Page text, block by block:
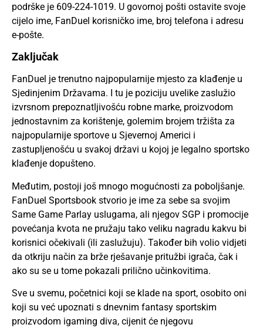
podrške je 609-224-1019. U govornoj pošti ostavite svoje
cijelo ime, FanDuel korisničko ime, broj telefona i adresu
e-pošte.
Zaključak
FanDuel je trenutno najpopularnije mjesto za klađenje u
Sjedinjenim Državama. I tu je poziciju uvelike zaslužio
izvrsnom prepoznatljivošću robne marke, proizvodom
jednostavnim za korištenje, golemim brojem tržišta za
najpopularnije sportove u Sjevernoj Americi i
zastupljenošću u svakoj državi u kojoj je legalno sportsko
klađenje dopušteno.
Međutim, postoji još mnogo mogućnosti za poboljšanje.
FanDuel Sportsbook stvorio je ime za sebe sa svojim
Same Game Parlay uslugama, ali njegov SGP i promocije
povećanja kvota ne pružaju tako veliku nagradu kakvu bi
korisnici očekivali (ili zaslužuju). Također bih volio vidjeti
da otkriju način za brže rješavanje pritužbi igrača, čak i
ako su se u tome pokazali prilično učinkovitima.
Sve u svemu, početnici koji se klade na sport, osobito oni
koji su već upoznati s dnevnim fantasy sportskim
proizvodom igaming diva, cijenit će njegovu